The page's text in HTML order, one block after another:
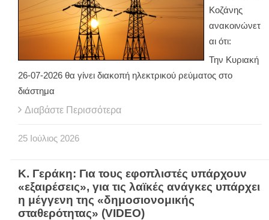
Κοζάνης
ανακοινώνετ
αι ότι:
Την Κυριακή
26-07-2026 θα γίνει διακοπή ηλεκτρικού ρεύματος στο
διάστημα
Διαβάστε Περισσότερα
25 Ιούλιος 2026
Κ. Γεράκη: Για τους εφοπλιστές υπάρχουν
«εξαιρέσεις», για τις λαϊκές ανάγκες υπάρχει
η μέγγενη της «δημοσιονομικής
σταθερότητας» (VIDEO)